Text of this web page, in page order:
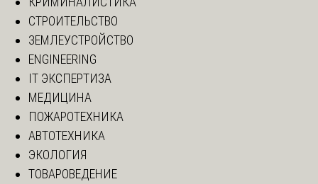
СТРОИТЕЛЬСТВО
ЗЕМЛЕУСТРОЙСТВО
ENGINEERING
IT ЭКСПЕРТИЗА
МЕДИЦИНА
ПОЖАРОТЕХНИКА
АВТОТЕХНИКА
ЭКОЛОГИЯ
ТОВАРОВЕДЕНИЕ